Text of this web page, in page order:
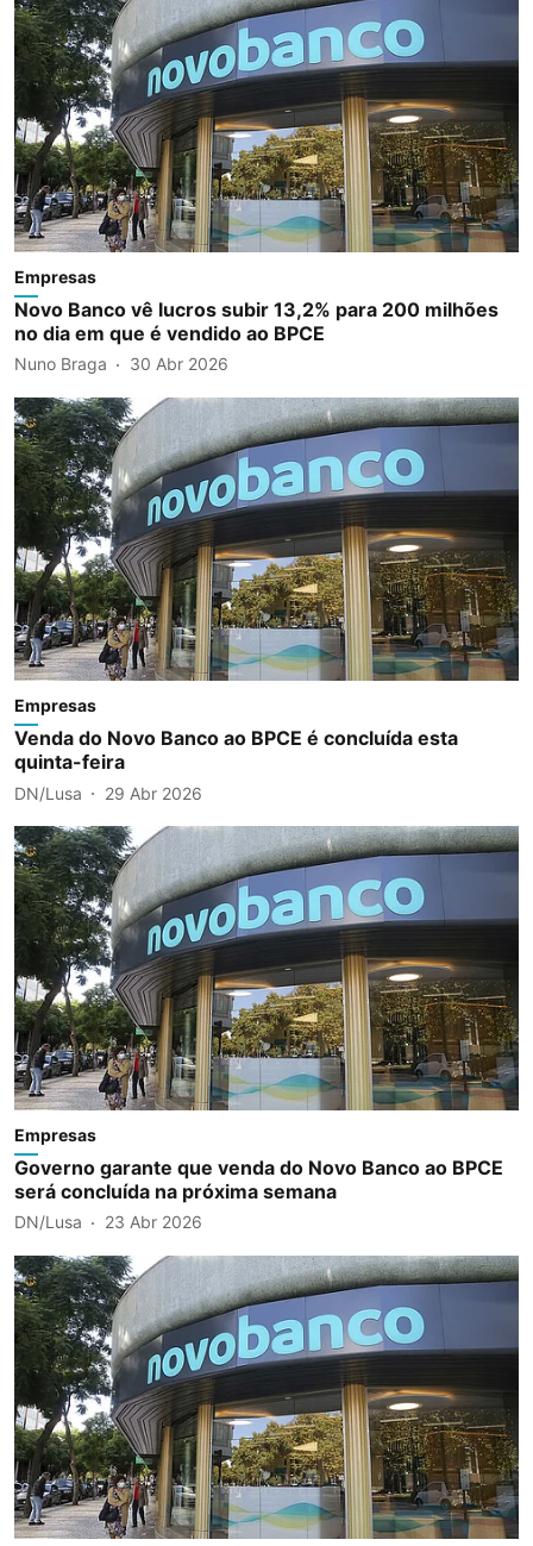
Empresas
Novo Banco vê lucros subir 13,2% para 200 milhões
no dia em que é vendido ao BPCE
Nuno Braga 30 Abr 2026
Empresas
Venda do Novo Banco ao BPCE é concluída esta
quinta-feira
DN/Lusa 29 Abr 2026
Empresas
Governo garante que venda do Novo Banco ao BPCE
será concluída na próxima semana
DN/Lusa 23 Abr 2026